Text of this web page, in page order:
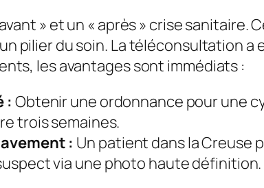
avant » et un « après » crise
pilier du soin. La téléconsultation a
les avantages sont immédiats :
: Obtenir une ordonnance pour une
trois semaines.
: Un patient dans la Creuse
via une photo haute définition.